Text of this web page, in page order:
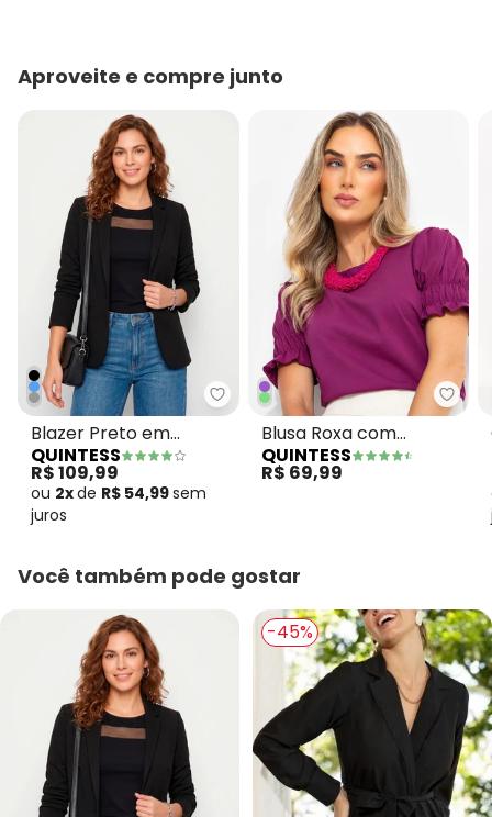
Aproveite e compre junto
Quintess - Blazer Preto em
Blazer Preto em
Moletinho
QUINTESS
R$ 109,99
ou 2xde R$ 54,99sem
juros
Blusa Roxa com
Elástico nas Mangas
QUINTESS
R$ 69,99
Você também pode gostar
-45%